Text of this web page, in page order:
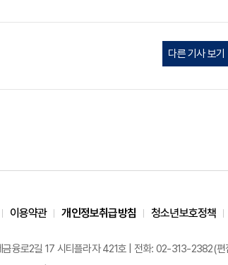
다른 기사 보기
이용약관 개인정보취급방침 청소년보호정책
금융로2길 17 시티플라자 421호 | 전화: 02-313-